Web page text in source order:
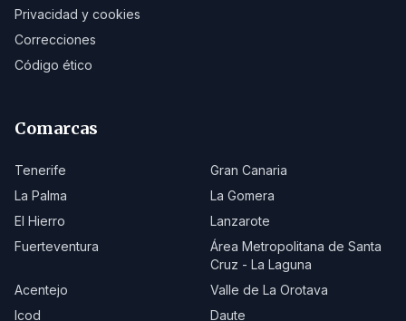
Privacidad y cookies
Correcciones
Código ético
Comarcas
Tenerife
Gran Canaria
La Palma
La Gomera
El Hierro
Lanzarote
Fuerteventura
Área Metropolitana de Santa
Cruz - La Laguna
Acentejo
Valle de La Orotava
Icod
Daute